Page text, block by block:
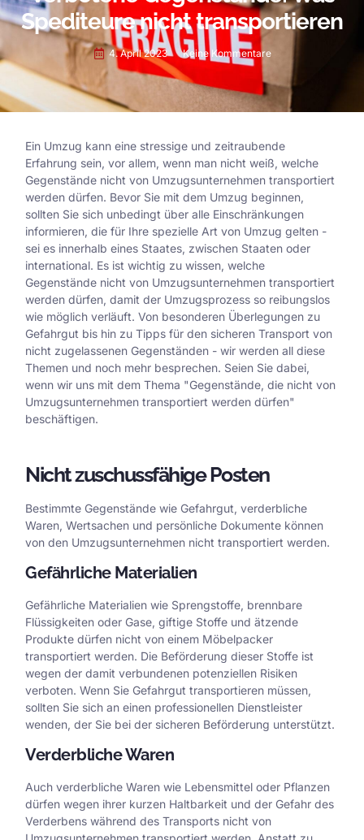
Spediteure nicht transportieren
4. April 2023 Keine Kommentare
Ein Umzug kann eine stressige und zeitraubende
Erfahrung sein, vor allem, wenn man nicht weiß, welche
Gegenstände nicht von Umzugsunternehmen transportiert
werden dürfen. Bevor Sie mit dem Umzug beginnen,
sollten Sie sich unbedingt über alle Einschränkungen
informieren, die für Ihre spezielle Art von Umzug gelten -
sei es innerhalb eines Staates, zwischen Staaten oder
international. Es ist wichtig zu wissen, welche
Gegenstände nicht von Umzugsunternehmen transportiert
werden dürfen, damit der Umzugsprozess so reibungslos
wie möglich verläuft. Von besonderen Überlegungen zu
Gefahrgut bis hin zu Tipps für den sicheren Transport von
nicht zugelassenen Gegenständen - wir werden all diese
Themen und noch mehr besprechen. Seien Sie dabei,
wenn wir uns mit dem Thema "Gegenstände, die nicht von
Umzugsunternehmen transportiert werden dürfen"
beschäftigen.
Nicht zuschussfähige Posten
Bestimmte Gegenstände wie Gefahrgut, verderbliche
Waren, Wertsachen und persönliche Dokumente können
von den Umzugsunternehmen nicht transportiert werden.
Gefährliche Materialien
Gefährliche Materialien wie Sprengstoffe, brennbare
Flüssigkeiten oder Gase, giftige Stoffe und ätzende
Produkte dürfen nicht von einem Möbelpacker
transportiert werden. Die Beförderung dieser Stoffe ist
wegen der damit verbundenen potenziellen Risiken
verboten. Wenn Sie Gefahrgut transportieren müssen,
sollten Sie sich an einen professionellen Dienstleister
wenden, der Sie bei der sicheren Beförderung unterstützt.
Verderbliche Waren
Auch verderbliche Waren wie Lebensmittel oder Pflanzen
dürfen wegen ihrer kurzen Haltbarkeit und der Gefahr des
Verderbens während des Transports nicht von